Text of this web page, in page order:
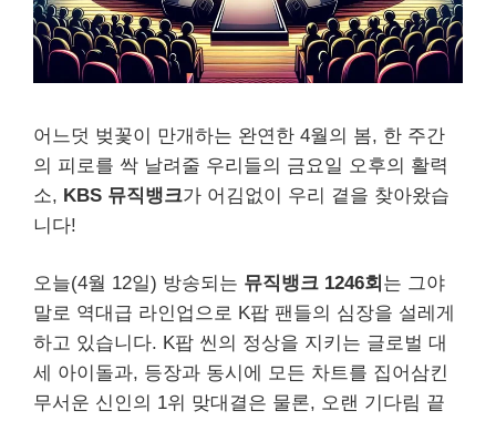
어느덧 벚꽃이 만개하는 완연한 4월의 봄, 한 주간
의 피로를 싹 날려줄 우리들의 금요일 오후의 활력
소, KBS 뮤직뱅크가 어김없이 우리 곁을 찾아왔습
니다!
오늘(4월 12일) 방송되는 뮤직뱅크 1246회 는 그야
말로 역대급 라인업으로 K팝 팬들의 심장을 설레게
하고 있습니다. K팝 씬의 정상을 지키는 글로벌 대
세 아이돌과, 등장과 동시에 모든 차트를 집어삼킨
무서운 신인의 1위 맞대결은 물론, 오랜 기다림 끝